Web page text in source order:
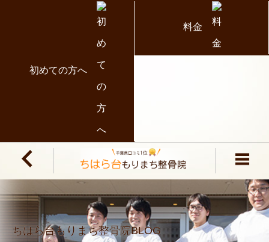
初めての方へ
料金
ちはら台もりまち整骨院BLOG